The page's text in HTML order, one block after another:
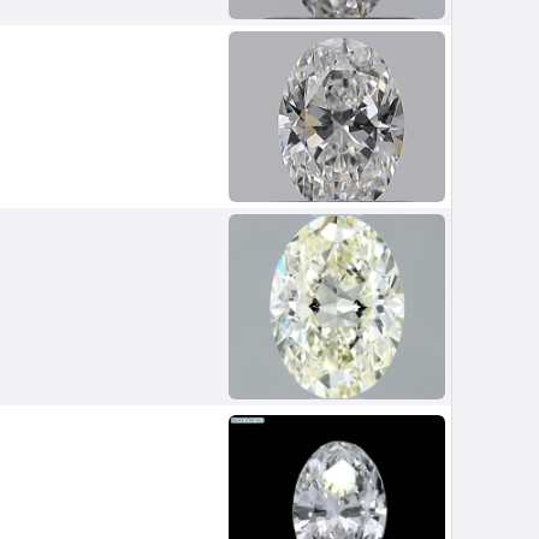
Van Amstel IJburg
excl. VAT
Van Amstel NDSM
excl. VAT